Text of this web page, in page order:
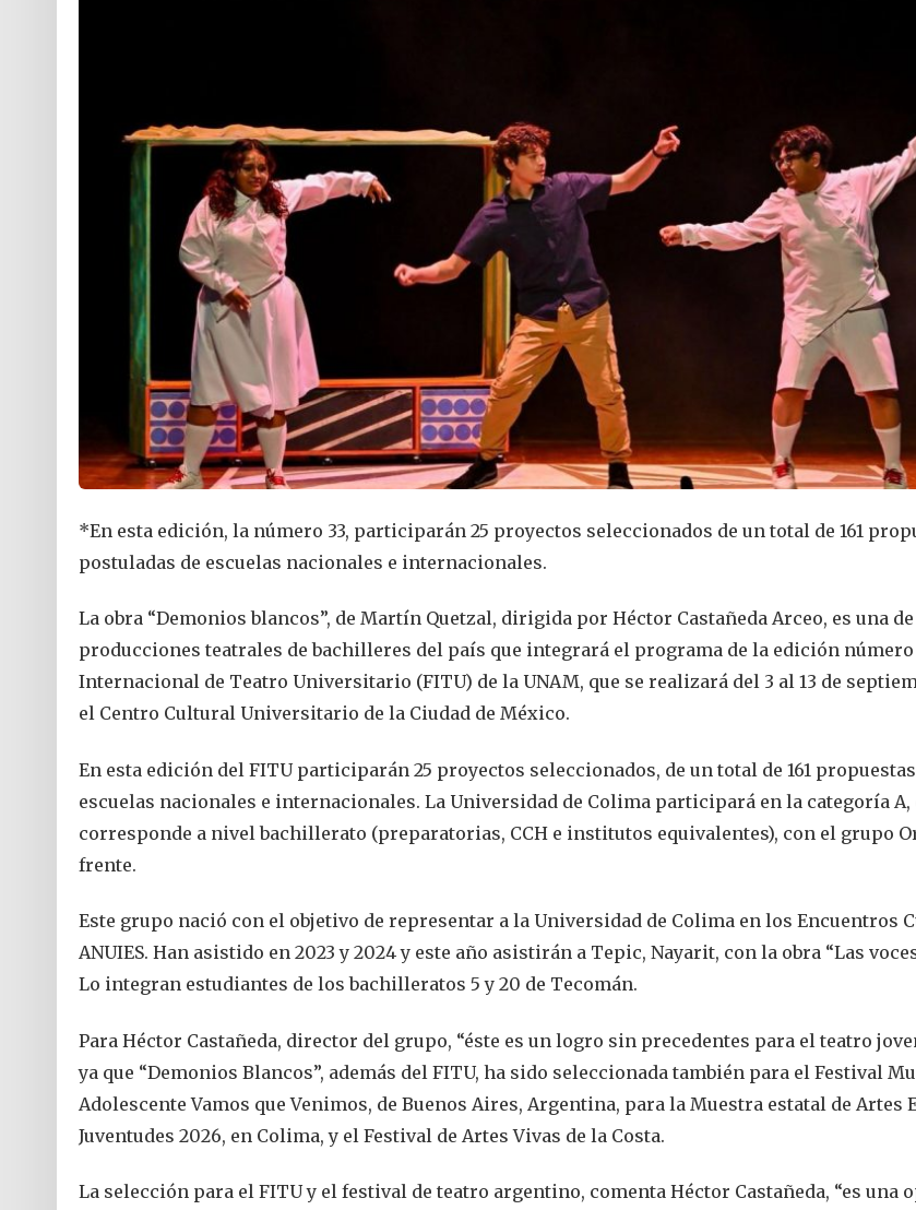
*En esta edición, la número 33, participarán 25 proyectos seleccionados de un total de 161
postuladas de escuelas nacionales e internacionales.
La obra “Demonios blancos”, de Martín Quetzal, dirigida por Héctor Castañeda Arceo, es una
producciones teatrales de bachilleres del país que integrará el programa de la edición número
Internacional de Teatro Universitario (FITU) de la UNAM, que se realizará del 3 al 13 de
el Centro Cultural Universitario de la Ciudad de México.
En esta edición del FITU participarán 25 proyectos seleccionados, de un total de 161
escuelas nacionales e internacionales. La Universidad de Colima participará en la categoría A,
corresponde a nivel bachillerato (preparatorias, CCH e institutos equivalentes), con el grupo
frente.
Este grupo nació con el objetivo de representar a la Universidad de Colima en los Encuentros
ANUIES. Han asistido en 2023 y 2024 y este año asistirán a Tepic, Nayarit, con la obra “Las
Lo integran estudiantes de los bachilleratos 5 y 20 de Tecomán.
Para Héctor Castañeda, director del grupo, “éste es un logro sin precedentes para el teatro
ya que “Demonios Blancos”, además del FITU, ha sido seleccionada también para el Festival
Adolescente Vamos que Venimos, de Buenos Aires, Argentina, para la Muestra estatal de Artes
Juventudes 2026, en Colima, y el Festival de Artes Vivas de la Costa.
La selección para el FITU y el festival de teatro argentino, comenta Héctor Castañeda, “es una